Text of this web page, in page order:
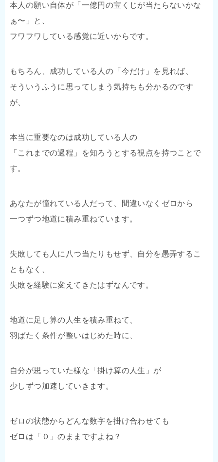
本人の願い自体が「一億円の宝くじが当たらないかな
ぁ〜」と、
フワフワしている感覚に近いからです。
もちろん、成功している人の「今だけ」を見れば、
そういうふうに思ってしまう気持ちも分かるのです
が、
本当に重要なのは成功している人の
「これまでの過程」を知ろうとする視点を持つことで
す。
あなたが憧れている人だって、間違いなくゼロから
一つずつ地道に積み重ねています。
失敗しても人に八つ当たりもせず、自分を愚弄するこ
ともなく、
失敗を経験に変えてきたはずなんです。
地道に足し算の人生を積み重ねて、
羽ばたく条件が整いはじめた時に、
自分が思っていた様な「掛け算の人生」が
少しずつ加速していきます。
ゼロの状態からどんな数字を掛け合わせても
ゼロは「０」のままですよね？